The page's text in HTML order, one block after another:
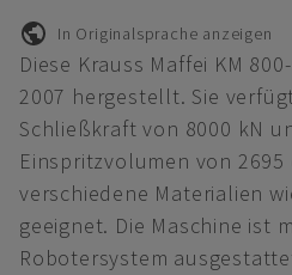
In Originalsprache anzeigen
Diese Krauss Maffei KM
2007 hergestellt. Sie
Schließkraft von 8000 kN
Einspritzvolumen von
verschiedene Materialien
geeignet. Die Maschine ist
Robotersystem